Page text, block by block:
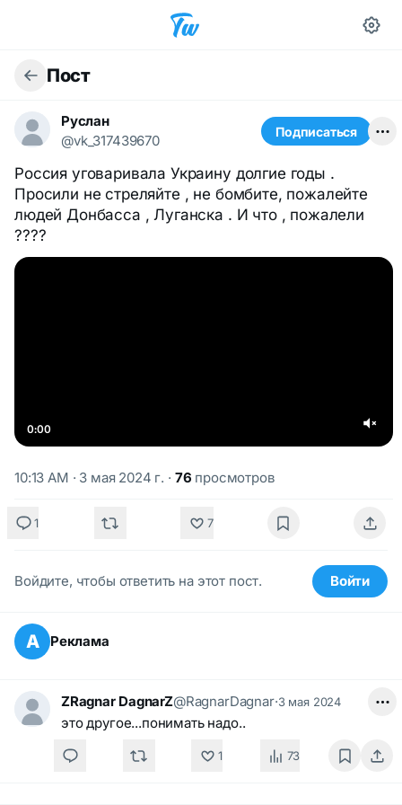
Пост
Руслан
@vk_317439670
Подписаться
Россия уговаривала Украину долгие годы .
Просили не стреляйте , не бомбите, пожалейте
людей Донбасса , Луганска . И что , пожалели
????
0:00
10:13 AM · 3 мая 2024 г. · 76 просмотров
1 7
Войдите, чтобы ответить на этот пост. Войти
А Реклама
ZRagnar DagnarZ@RagnarDagnar·3 мая 2024
это другое...понимать надо..
1 73